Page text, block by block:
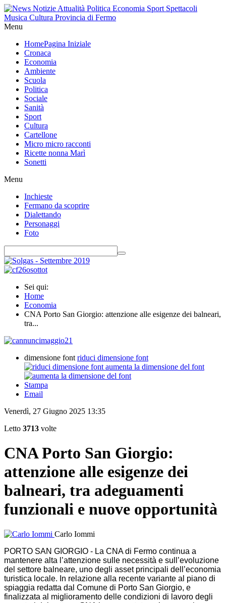
Menu
HomePagina Iniziale
Cronaca
Economia
Ambiente
Scuola
Politica
Sociale
Sanità
Sport
Cultura
Cartellone
Micro micro racconti
Ricette nonna Marì
Sonetti
Menu
Inchieste
Fermano da scoprire
Dialettando
Personaggi
Foto
Sei qui:
Home
Economia
CNA Porto San Giorgio: attenzione alle esigenze dei balneari,
tra...
dimensione font riduci dimensione font
aumenta la dimensione del font
Stampa
Email
Venerdì, 27 Giugno 2025 13:35
Letto 3713 volte
CNA Porto San Giorgio:
attenzione alle esigenze dei
balneari, tra adeguamenti
funzionali e nuove opportunità
Carlo Iommi
PORTO SAN GIORGIO - La CNA di Fermo continua a
mantenere alta l’attenzione sulle necessità e sull’evoluzione
del settore balneare, uno degli asset principali dell’economia
turistica locale. In relazione alla recente variante al piano di
spiaggia redatta dal Comune di Porto San Giorgio, e
finalizzata al miglioramento delle condizioni di lavoro degli